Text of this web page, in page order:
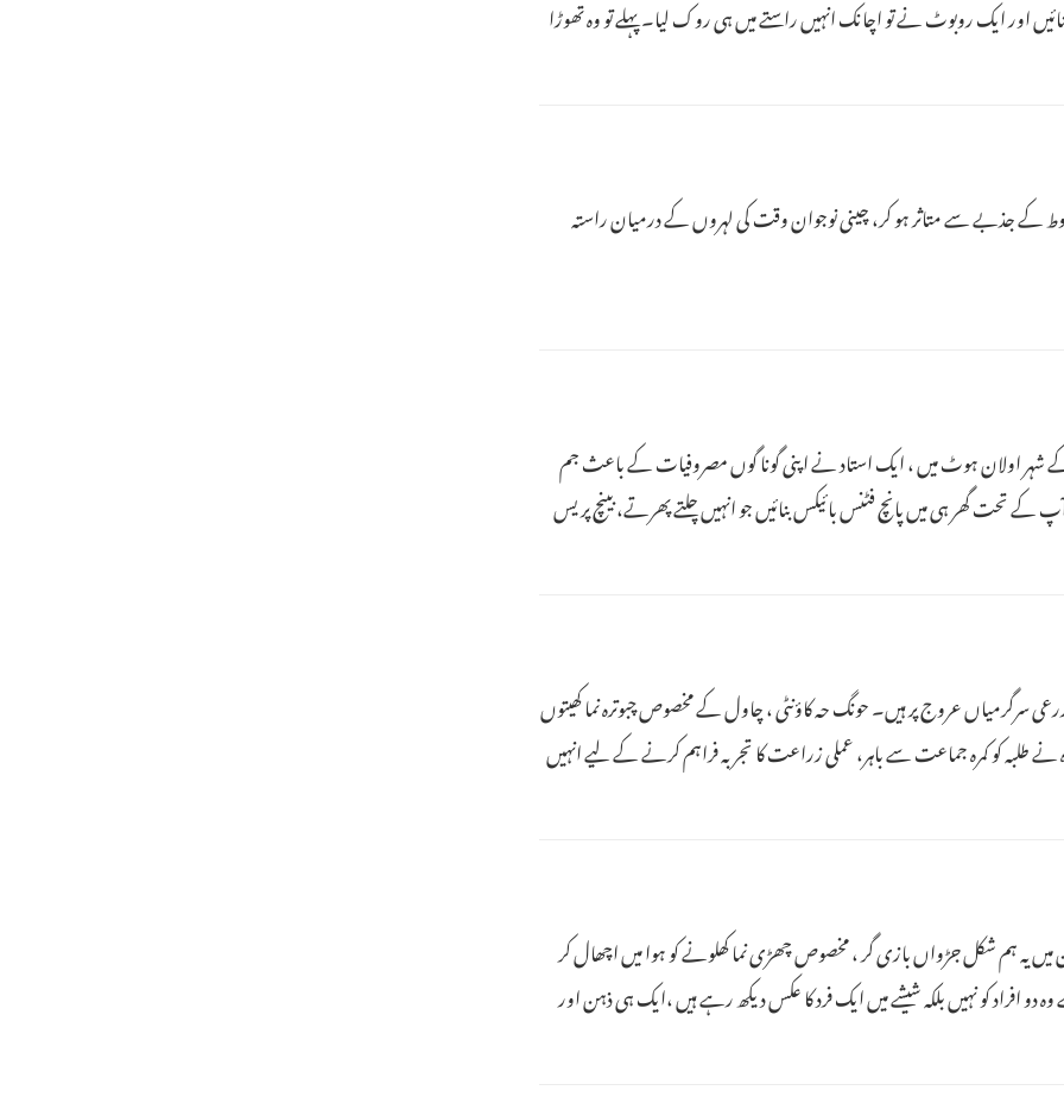
ایک روبوٹ نے تو اچانک انہیں راستے میں ہی روک لیا۔ پہلے تو وہ تھوڑا
کے جذبے سے متاثر ہو کر، چینی نوجوان وقت کی لہروں کے درمیان راستہ
علاقے کے شہر اولان ہوٹ میں ، ایک استاد نے اپنی گونا گوں مصروفیات کے باعث جم
تحت گھر ہی میں پانچ فٹنس بائیکس بنائیں جو انہیں چلتے پھرتے، بینچ پریس
سرگرمیاں عروج پر ہیں۔ حونگ حہ کاؤنٹی ، چاول کے مخصوص چبوترہ نما کھیتوں
کو کمرہ جماعت سے باہر، عملی زراعت کا تجربہ فراہم کرنے کے لیے انہیں
ترپان میں یہ ہم شکل جڑواں بازی گر ، مخصوص چھڑی نما کھلونے کو ہوا میں اچھال کر
افراد کو نہیں بلکہ شیشے میں ایک فرد کا عکس دیکھ رہے ہیں ،ایک ہی ذہن اور